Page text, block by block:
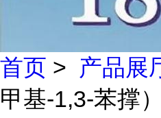
首页 > 产品展
甲基-1,3-苯撑